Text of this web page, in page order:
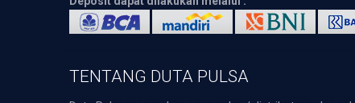
TENTANG DUTA PULSA